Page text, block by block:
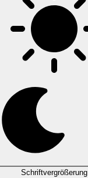
Schriftvergrößerung